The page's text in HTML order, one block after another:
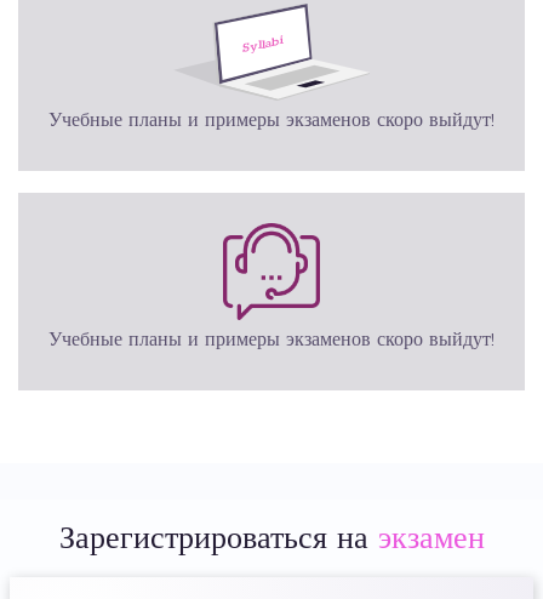
Учебные планы и примеры экзаменов скоро выйдут!
Учебные планы и примеры экзаменов скоро выйдут!
Зарегистрироваться на экзамен